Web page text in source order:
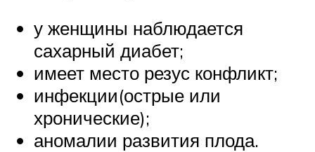
у женщины наблюдается
сахарный диабет;
имеет место резус конфликт;
инфекции(острые или
хронические);
аномалии развития плода.